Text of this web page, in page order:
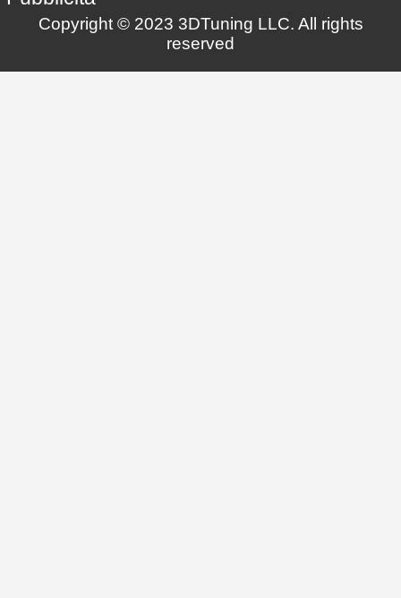
Copyright © 2023 3DTuning LLC. All rights
reserved